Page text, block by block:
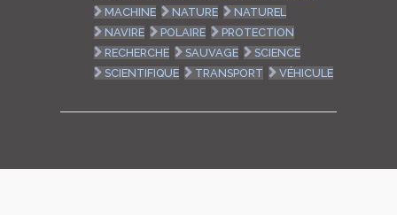
MACHINE
NATURE
NATUREL
NAVIRE
POLAIRE
PROTECTION
RECHERCHE
SAUVAGE
SCIENCE
SCIENTIFIQUE
TRANSPORT VÉHICULE